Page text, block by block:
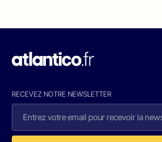
RECEVEZ NOTRE NEWSLETTER